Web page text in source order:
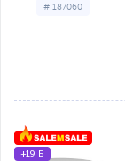
# 187060
+19 Б